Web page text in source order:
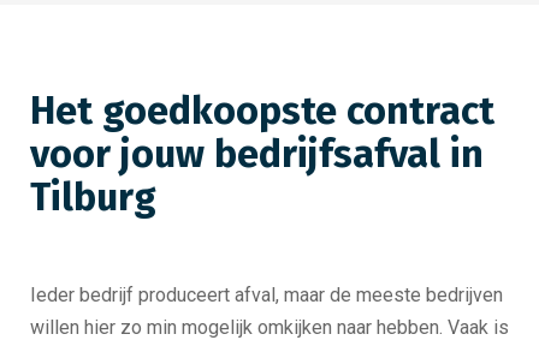
Het goedkoopste contract
voor jouw bedrijfsafval in
Tilburg
Ieder bedrijf produceert afval, maar de meeste bedrijven
willen hier zo min mogelijk omkijken naar hebben. Vaak is